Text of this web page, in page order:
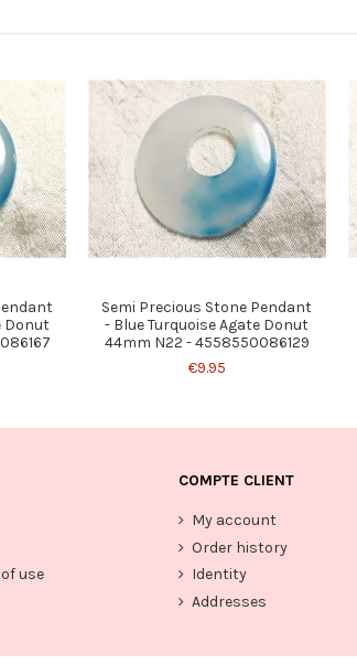
Donut
Semi Precious Stone Pendant
- Blue Turquoise Agate Donut
44mm N22 - 4558550086129
€9.95
use
COMPTE CLIENT
My account
Order history
Identity
Addresses